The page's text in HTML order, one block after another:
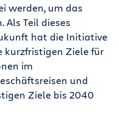
werden, um das
Als Teil dieses
hat die Initiative
kurzfristigen Ziele für
im
und
Ziele bis 2040